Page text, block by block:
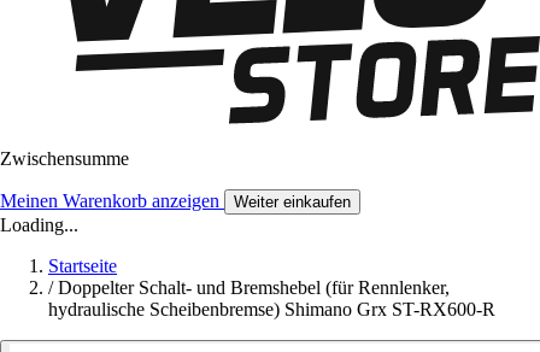
Zwischensumme
Meinen Warenkorb anzeigen Weiter einkaufen
Loading...
Startseite
/ Doppelter Schalt- und Bremshebel (für Rennlenker,
hydraulische Scheibenbremse) Shimano Grx ST-RX600-R